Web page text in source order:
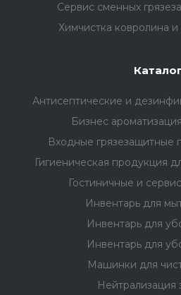
Сервис сменных
Химчистка ковролина
Антисептические и
Бизнес
Входные грязезащитные
Гигиеническая продукция
Гостиничные и
Инвентарь для
Инвентарь для
Инвентарь для
Машинки для
Нейтрализация